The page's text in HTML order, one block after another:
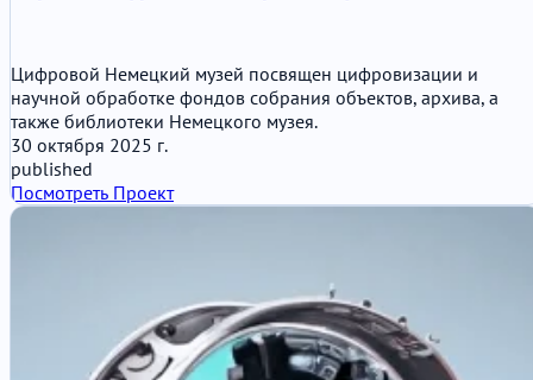
Цифровой Немецкий музей посвящен цифровизации и
научной обработке фондов собрания объектов, архива, а
также библиотеки Немецкого музея.
30 октября 2025 г.
published
Посмотреть Проект